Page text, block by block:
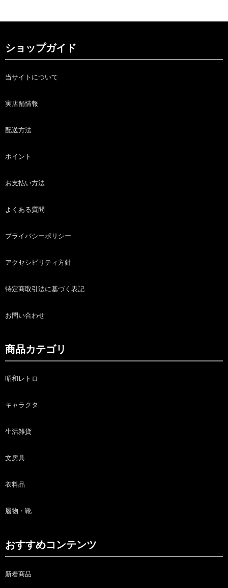
ショップガイド
当サイトについて
実店舗情報
配送方法
ポイント
お支払い方法
よくある質問
プライバシーポリシー
アクセシビリティ方針
特定商取引法に基づく表記
お問い合わせ
商品カテゴリ
昭和レトロ
キャラクタ
生活雑貨
文房具
衣料品
履物・靴
おすすめコンテンツ
新着商品